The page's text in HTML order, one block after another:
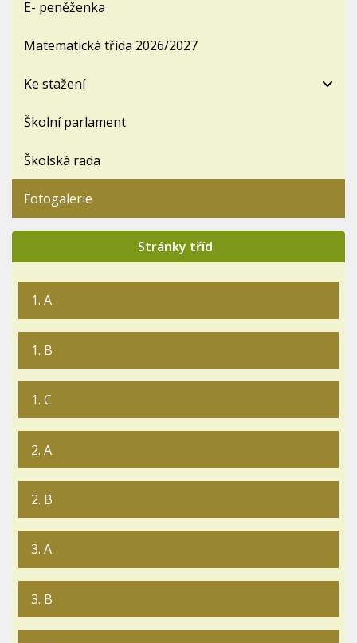
E- peněženka
Matematická třída 2026/2027
Ke stažení
Školní parlament
Školská rada
Fotogalerie
Stránky tříd
1. A
1. B
1. C
2. A
2. B
3. A
3. B